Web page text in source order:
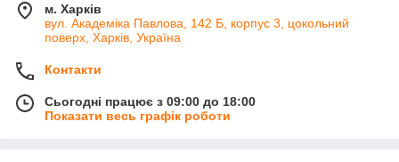
м. Харків
вул. Академіка Павлова, 142 Б, корпус 3, цокольний
поверх, Харків, Україна
Контакти
Сьогодні працює з 09:00 до 18:00
Показати весь графік роботи